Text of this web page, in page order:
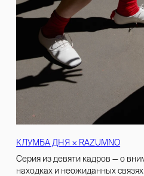
КЛУМБА ДНЯ × RAZUMNO
Cерия из девяти кадров — о
находках и неожиданных